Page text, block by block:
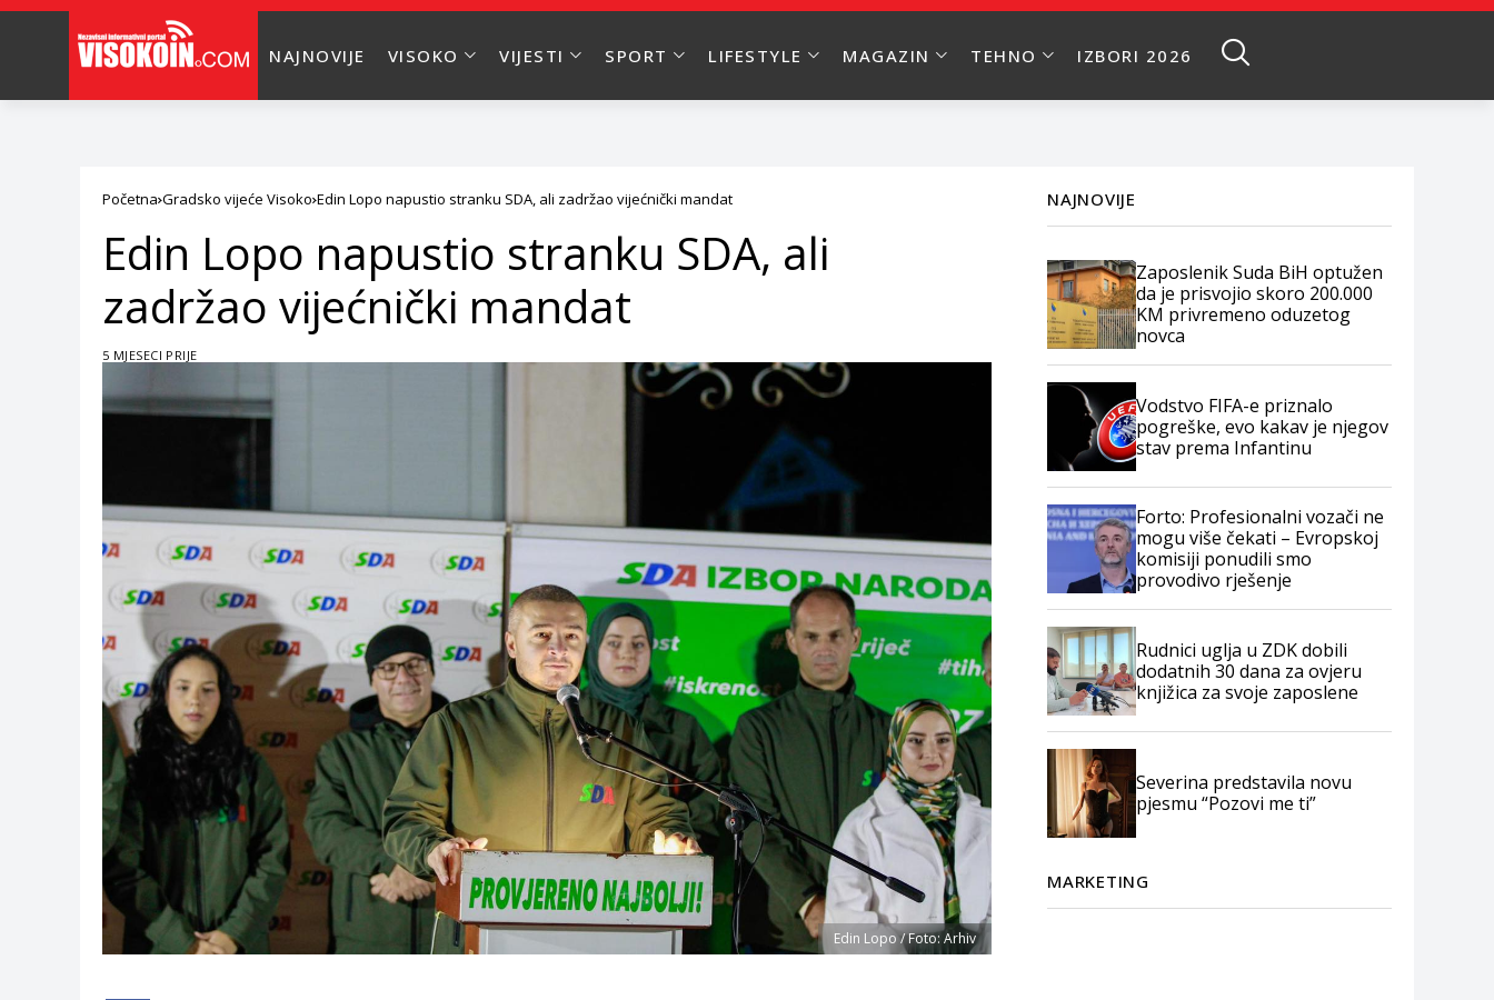
NAJNOVIJE VISOKO VIJESTI SPORT LIFESTYLE MAGAZIN TEHNO IZBORI 2026
Početna Gradsko vijeće Visoko Edin Lopo napustio stranku SDA, ali zadržao vijećnički mandat
Edin Lopo napustio stranku SDA, ali
zadržao vijećnički mandat
5 MJESECI PRIJE
Edin Lopo / Foto: Arhiv
NAJNOVIJE
Zaposlenik Suda BiH optužen
da je prisvojio skoro 200.000
KM privremeno oduzetog
novca
Vodstvo FIFA-e priznalo
pogreške, evo kakav je njegov
stav prema Infantinu
Forto: Profesionalni vozači ne
mogu više čekati – Evropskoj
komisiji ponudili smo
provodivo rješenje
Rudnici uglja u ZDK dobili
dodatnih 30 dana za ovjeru
knjižica za svoje zaposlene
Severina predstavila novu
pjesmu “Pozovi me ti”
MARKETING